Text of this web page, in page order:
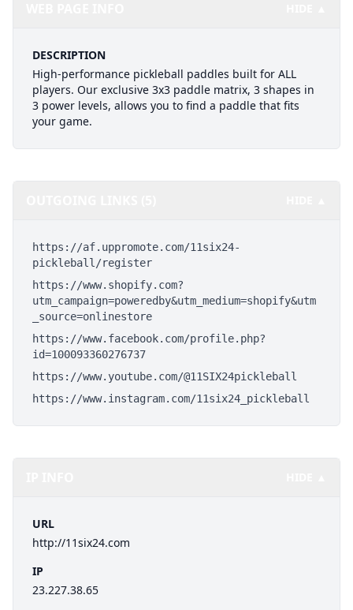
DESCRIPTION
High-performance pickleball paddles built for ALL
players. Our exclusive 3x3 paddle matrix, 3 shapes in
3 power levels, allows you to find a paddle that fits
your game.
https://af.uppromote.com/11six24-
pickleball/register
https://www.shopify.com?
utm_campaign=poweredby&utm_medium=shopify&utm
_source=onlinestore
https://www.facebook.com/profile.php?
id=100093360276737
https://www.youtube.com/@11SIX24pickleball
https://www.instagram.com/11six24_pickleball
URL
http://11six24.com
IP
23.227.38.65